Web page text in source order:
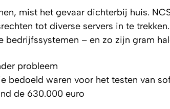
mist het gevaar dichterbij huis.
tot diverse servers in te
– en zo zijn gram
probleem
bedoeld waren voor het testen van
de 630.000 euro